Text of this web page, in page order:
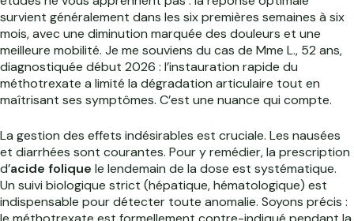
survient généralement dans les six premières semaines à six
mois, avec une diminution marquée des douleurs et une
meilleure mobilité. Je me souviens du cas de Mme L., 52 ans,
diagnostiquée début 2026 : l’instauration rapide du
méthotrexate a limité la dégradation articulaire tout en
maîtrisant ses symptômes. C’est une nuance qui compte.
La gestion des effets indésirables est cruciale. Les nausées
et diarrhées sont courantes. Pour y remédier, la prescription
d’acide folique le lendemain de la dose est systématique.
Un suivi biologique strict (hépatique, hématologique) est
indispensable pour détecter toute anomalie. Soyons précis :